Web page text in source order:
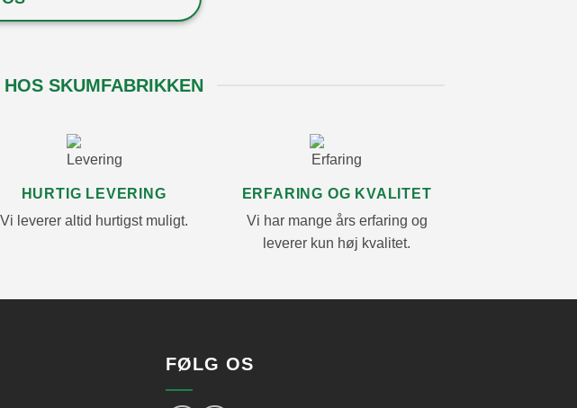
SKUMFABRIKKEN
HURTIG LEVERING
Vi leverer altid hurtigst muligt.
ERFARING OG KVALITET
Vi har mange års erfaring og
leverer kun høj kvalitet.
FØLG OS